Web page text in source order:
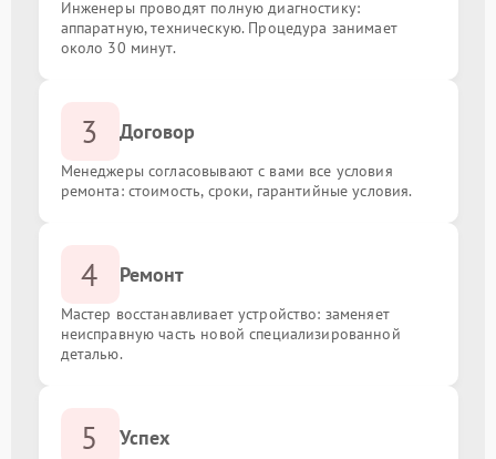
Инженеры проводят полную диагностику:
аппаратную, техническую. Процедура занимает
около 30 минут.
3 Договор
Менеджеры согласовывают с вами все условия
ремонта: стоимость, сроки, гарантийные условия.
4 Ремонт
Мастер восстанавливает устройство: заменяет
неисправную часть новой специализированной
деталью.
5 Успех